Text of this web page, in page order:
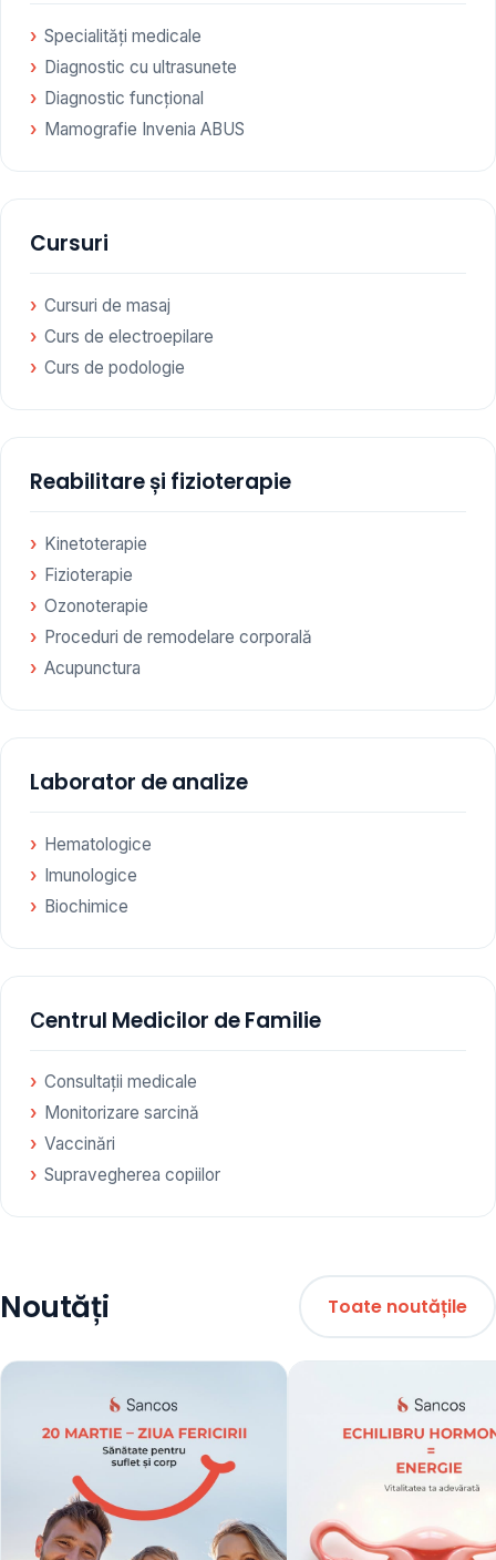
Specialități medicale
Diagnostic cu ultrasunete
Diagnostic funcțional
Mamografie Invenia ABUS
Cursuri
Cursuri de masaj
Curs de electroepilare
Curs de podologie
Reabilitare și fizioterapie
Kinetoterapie
Fizioterapie
Ozonoterapie
Proceduri de remodelare corporală
Acupunctura
Laborator de analize
Hematologice
Imunologice
Biochimice
Сentrul Medicilor de Familie
Consultații medicale
Monitorizare sarcină
Vaccinări
Supravegherea copiilor
Noutăți Toate noutățile